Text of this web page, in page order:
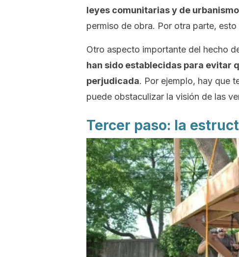
leyes comunitarias y de
permiso de obra. Por otra parte,
Otro aspecto importante del hecho
han sido establecidas para evitar
perjudicada. Por ejemplo, hay que
puede obstaculizar la visión de las
Tercer paso: la